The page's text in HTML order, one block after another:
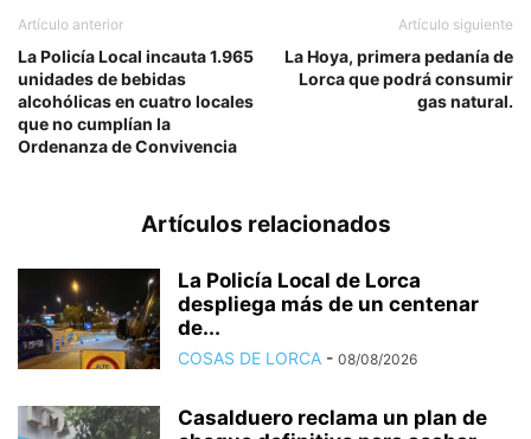
Artículo anterior
La Policía Local incauta 1.965
unidades de bebidas
alcohólicas en cuatro locales
que no cumplían la
Ordenanza de Convivencia
Artículo siguiente
La Hoya, primera pedanía de
Lorca que podrá consumir
gas natural.
Artículos relacionados
La Policía Local de Lorca
despliega más de un centenar
de...
COSAS DE LORCA - 08/08/2026
Casalduero reclama un plan de